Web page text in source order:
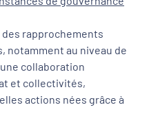
rapprochements
au niveau de
collaboration
et collectivités,
actions nées grâce à